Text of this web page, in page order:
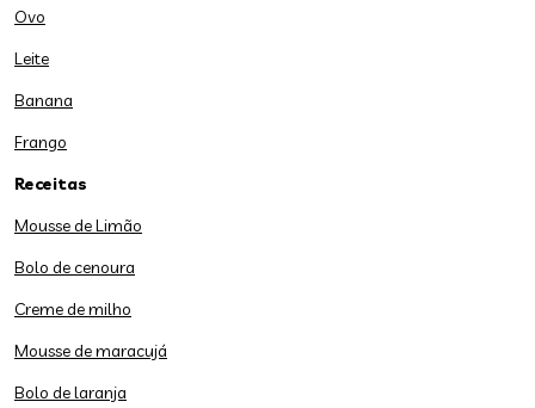
Ovo
Leite
Banana
Frango
Receitas
Mousse de Limão
Bolo de cenoura
Creme de milho
Mousse de maracujá
Bolo de laranja